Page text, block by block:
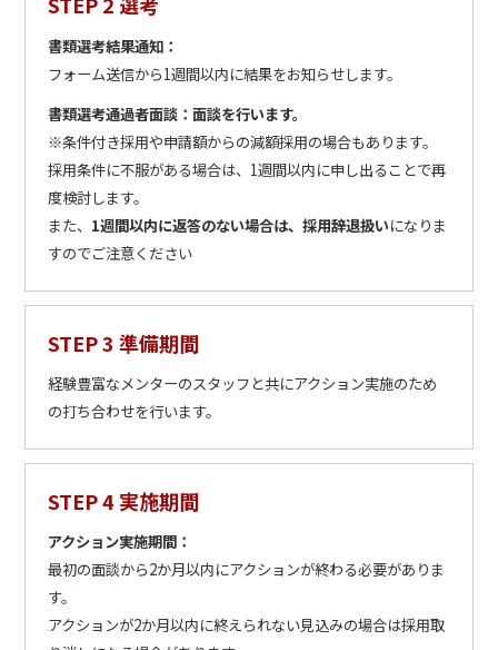
書類選考結果通知：
フォーム送信から1週間以内に結果をお知らせします。
書類選考通過者面談：面談を行います。
※条件付き採用や申請額からの減額採用の場合もあります。
採用条件に不服がある場合は、1週間以内に申し出ることで再
度検討します。
また、 1週間以内に返答のない場合は、採用辞退扱いになりま
すのでご注意ください
STEP 3 準備期間
経験豊富なメンターのスタッフと共にアクション実施のため
の打ち合わせを行います。
STEP 4 実施期間
アクション実施期間：
最初の面談から2か月以内にアクションが終わる必要がありま
す。
アクションが2か月以内に終えられない見込みの場合は採用取